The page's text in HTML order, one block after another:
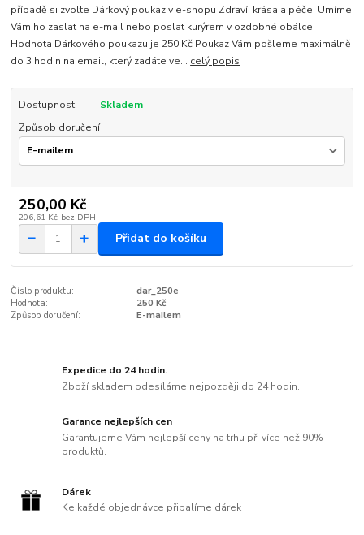
případě si zvolte Dárkový poukaz v e-shopu Zdraví, krása a péče. Umíme
Vám ho zaslat na e-mail nebo poslat kurýrem v ozdobné obálce.
Hodnota Dárkového poukazu je 250 Kč Poukaz Vám pošleme maximálně
do 3 hodin na email, který zadáte ve... celý popis
Dostupnost
Skladem
Způsob doručení
250,00 Kč
206,61 Kč bez DPH
Přidat do košíku
Číslo produktu:
dar_250e
Hodnota:
250 Kč
Způsob doručení:
E-mailem
Expedice do 24 hodin.
Zboží skladem odesíláme nejpozději do 24 hodin.
Garance nejlepších cen
Garantujeme Vám nejlepší ceny na trhu při více než 90%
produktů.
Dárek
Ke každé objednávce přibalíme dárek